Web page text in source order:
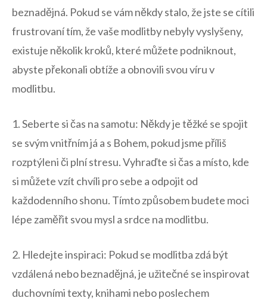
beznadějná. Pokud ⁣se vám někdy stalo, že jste se cítili
frustrovaní tím, že vaše modlitby nebyly‌ vyslyšeny,
existuje několik kroků, které můžete podniknout,
abyste překonali obtíže a obnovili svou víru v⁤
modlitbu.
1. Seberte ‌si čas⁢ na samotu: Někdy je těžké se spojit⁢
se svým⁣ vnitřním ​já a s ⁤Bohem, pokud ​jsme příliš
rozptýleni či ​plní stresu. Vyhraďte si čas a místo, kde
si můžete vzít chvíli pro sebe⁣ a odpojit od
každodenního shonu. ⁣Tímto způsobem budete moci
lépe ⁤zaměřit svou mysl a srdce ⁤na modlitbu.
2. Hledejte inspiraci: Pokud se modlitba zdá být
vzdálená nebo beznadějná, je ‌užitečné se inspirovat
duchovními texty,​ knihami⁤ nebo poslechem